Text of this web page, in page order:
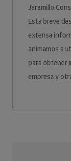
Jaramillo
Esta breve
extensa
animamos a
para obtener
empresa y